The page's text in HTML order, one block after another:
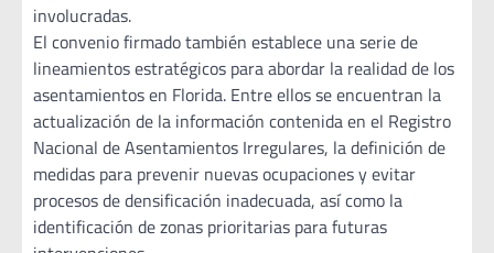
involucradas.
El convenio firmado también establece una serie de
lineamientos estratégicos para abordar la realidad de los
asentamientos en Florida. Entre ellos se encuentran la
actualización de la información contenida en el Registro
Nacional de Asentamientos Irregulares, la definición de
medidas para prevenir nuevas ocupaciones y evitar
procesos de densificación inadecuada, así como la
identificación de zonas prioritarias para futuras